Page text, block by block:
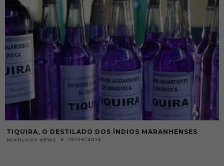
TIQUIRA, O DESTILADO DOS ÍNDIOS MARANHENSES
MIXOLOGY NEWS 19/04/2012